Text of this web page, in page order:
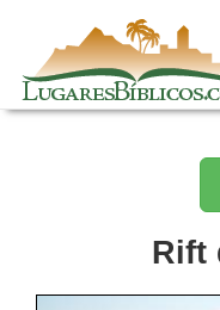
content
Rift